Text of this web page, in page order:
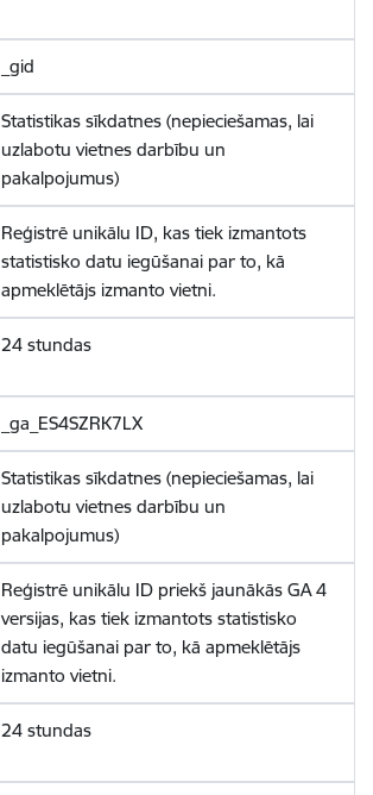
_gid
Statistikas sīkdatnes (nepieciešamas, lai
uzlabotu vietnes darbību un
pakalpojumus)
Reģistrē unikālu ID, kas tiek izmantots
statistisko datu iegūšanai par to, kā
apmeklētājs izmanto vietni.
24 stundas
_ga_ES4SZRK7LX
Statistikas sīkdatnes (nepieciešamas, lai
uzlabotu vietnes darbību un
pakalpojumus)
Reģistrē unikālu ID priekš jaunākās GA 4
versijas, kas tiek izmantots statistisko
datu iegūšanai par to, kā apmeklētājs
izmanto vietni.
24 stundas